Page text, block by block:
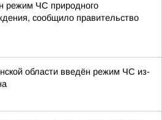
режим ЧС природного
сообщило правительство
области введён режим ЧС из-